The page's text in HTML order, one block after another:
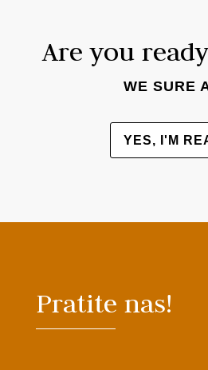
Are you
WE SURE
YES, I'M
Pratite nas!